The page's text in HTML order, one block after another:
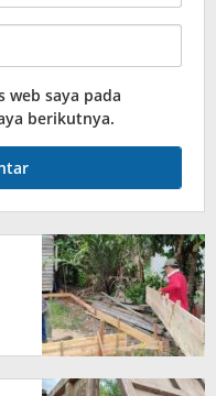
web saya pada
berikutnya.